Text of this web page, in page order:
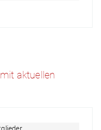
aktuellen